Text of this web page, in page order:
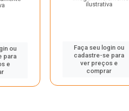
ou
para
e
ilustrativa
Faça seu login ou
cadastre-se para
ver preços e
comprar